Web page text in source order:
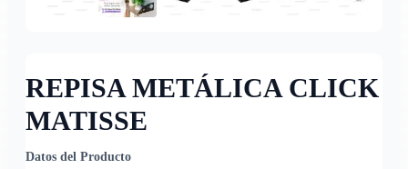
REPISA METÁLICA CLICK
MATISSE
Datos del Producto